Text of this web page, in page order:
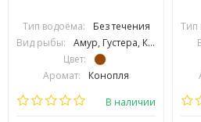
Тип водоёма:
Без течения
Вид рыбы:
Амур, Густера, Карась, Карп, Линь, Плотва, Подлещик, Подуст, Язь
Цвет:
Аромат:
Конопля
Фракция:
В наличии
Тип